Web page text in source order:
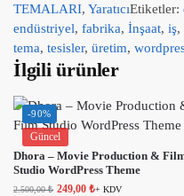
TEMALARI, YaratıcıEtiketler:
endüstriyel, fabrika, İnşaat, iş,
tema, tesisler, üretim,
İlgili ürünler
-90%
Güncel
Dhora – Movie Production &
Studio WordPress Theme
2.500,00₺ 249,00 ₺+ KDV